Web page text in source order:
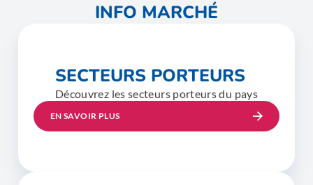
INFO MARCHÉ
SECTEURS PORTEURS
Découvrez les secteurs porteurs du pays
EN SAVOIR PLUS